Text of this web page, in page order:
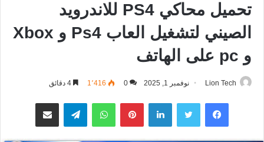
تحميل محاكي PS4 للاندرويد
الصيني لتشغيل العاب Ps4 و Xbox
و pc على الهاتف
Lion Tech نوفمبر 1, 2025 0 1٬416
فيسبوك تويتر لينكدإن بينتيريستواتساب تيلقرام مشاركة عبر البريد